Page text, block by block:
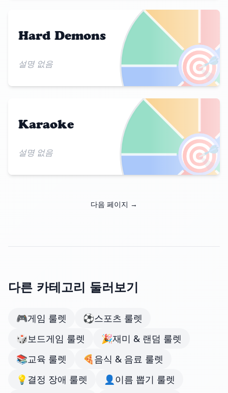
🎯
Hard Demons
설명 없음
🎯
Karaoke
설명 없음
다음 페이지 →
다른 카테고리 둘러보기
🎮게임 룰렛 ⚽스포츠 룰렛
🎲보드게임 룰렛 🎉재미 & 랜덤 룰렛
📚교육 룰렛 🍕음식 & 음료 룰렛
💡 결정 장애 룰렛 👤 이름 뽑기 룰렛